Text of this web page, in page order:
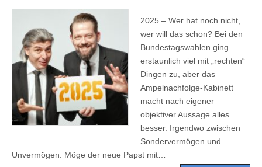
2025 – Wer hat noch nicht,
wer will das schon? Bei den
Bundestagswahlen ging
erstaunlich viel mit „rechten“
Dingen zu, aber das
Ampelnachfolge-Kabinett
macht nach eigener
objektiver Aussage alles
besser. Irgendwo zwischen
Sondervermögen und
Unvermögen. Möge der neue Papst mit…